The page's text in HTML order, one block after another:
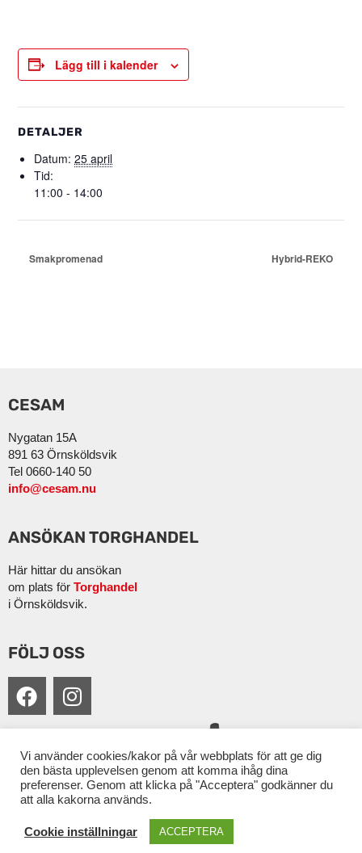
Lägg till i kalender
DETALJER
Datum: 25 april
Tid:
11:00 - 14:00
Smakpromenad Hybrid-REKO
CESAM
Nygatan 15A
891 63 Örnsköldsvik
Tel 0660-140 50
info@cesam.nu
ANSÖKAN TORGHANDEL
Här hittar du ansökan
om plats för Torghandel
i Örnsköldsvik.
FÖLJ OSS
Vi använder cookies/kakor på vår webbplats för att ge dig
den bästa upplevelsen genom att komma ihåg dina
preferenser. Genom att klicka på "Acceptera" godkänner du
att alla kakorna används.
Cookie inställningar ACCEPTERA